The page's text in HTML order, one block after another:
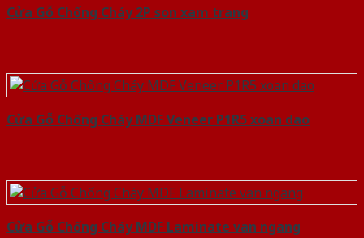
Cửa Gỗ Chống Cháy 2P son xam trang
Cửa Gỗ Chống Cháy MDF Veneer P1R5 xoan dao
Cửa Gỗ Chống Cháy MDF Laminate van ngang